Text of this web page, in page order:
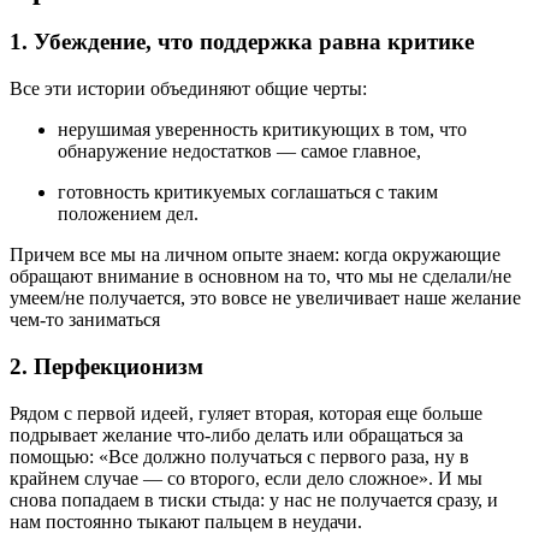
1. Убеждение, что поддержка равна критике
Все эти истории объединяют общие черты:
нерушимая уверенность критикующих в том, что
обнаружение недостатков — самое главное,
готовность критикуемых соглашаться с таким
положением дел.
Причем все мы на личном опыте знаем: когда окружающие
обращают внимание в основном на то, что мы не сделали/не
умеем/не получается, это вовсе не увеличивает наше желание
чем-то заниматься
2. Перфекционизм
Рядом с первой идеей, гуляет вторая, которая еще больше
подрывает желание что-либо делать или обращаться за
помощью: «Все должно получаться с первого раза, ну в
крайнем случае — со второго, если дело сложное». И мы
снова попадаем в тиски стыда: у нас не получается сразу, и
нам постоянно тыкают пальцем в неудачи.